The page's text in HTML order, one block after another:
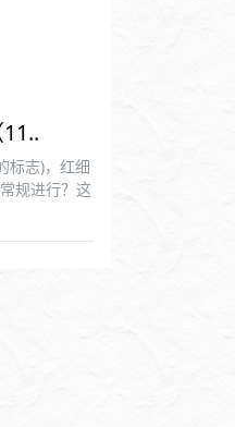
标志)，红细
规进行？这